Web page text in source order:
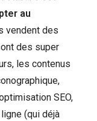
au
vendent des
des super
les contenus
SEO,
(qui déjà